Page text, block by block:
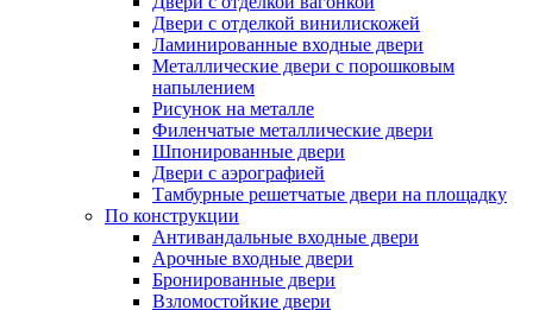
Двери с отделкой винилискожей
Ламинированные входные двери
Металлические двери с порошковым
напылением
Рисунок на металле
Филенчатые металлические двери
Шпонированные двери
Двери с аэрографией
Тамбурные решетчатые двери на площадку
По конструкции
Антивандальные входные двери
Арочные входные двери
Бронированные двери
Взломостойкие двери